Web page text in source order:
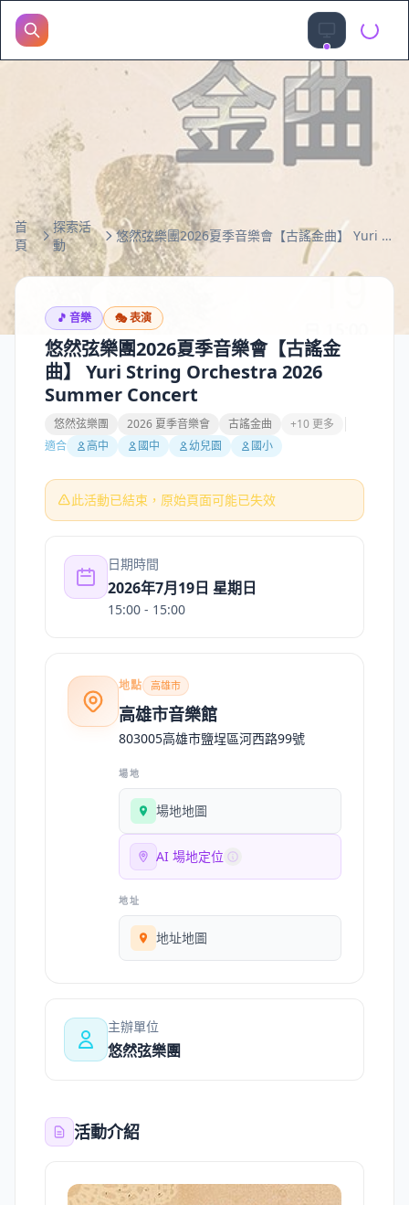
首
頁
探索活
動
悠然弦樂團2026夏季音樂會【古謠金曲】 Yuri String Orchestra 2026 Summer Concert
🎵 音樂 🎭表演
悠然弦樂團2026夏季音樂會【古謠金
曲】 Yuri String Orchestra 2026
Summer Concert
悠然弦樂團 2026 夏季音樂會 古謠金曲
+10 更多
適合
高中 國中 幼兒園 國小
此活動已結束，原始頁面可能已失效
日期時間
2026年7月19日 星期日
15:00 - 15:00
地點 高雄市
高雄市音樂館
803005高雄市鹽埕區河西路99號
場地
場地地圖
AI 場地定位
地址
地址地圖
主辦單位
悠然弦樂團
活動介紹